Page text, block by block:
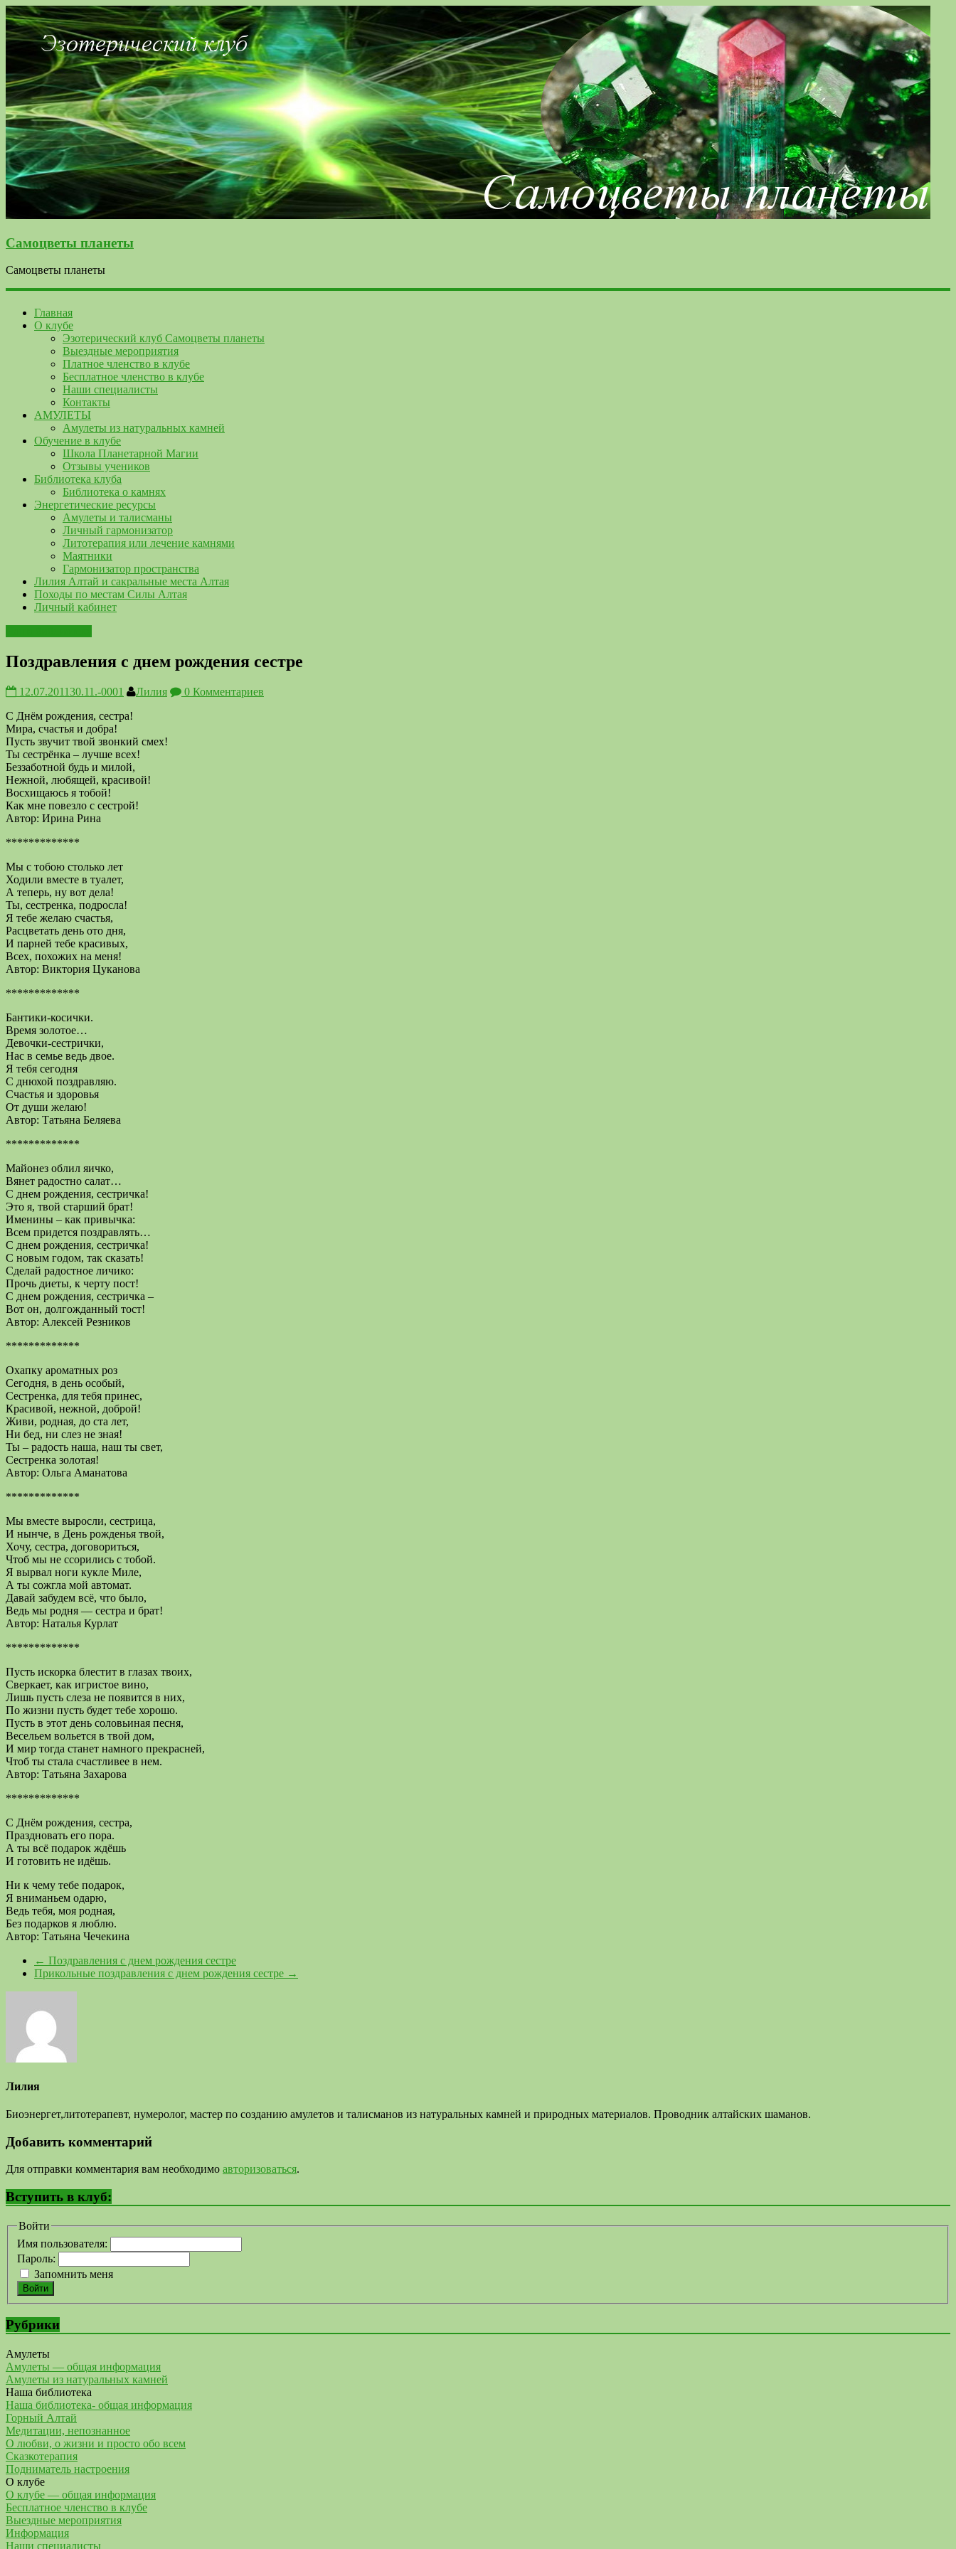
Самоцветы планеты
Самоцветы планеты
Главная
О клубе
Эзотерический клуб Самоцветы планеты
Выездные мероприятия
Платное членство в клубе
Бесплатное членство в клубе
Наши специалисты
Контакты
АМУЛЕТЫ
Амулеты из натуральных камней
Обучение в клубе
Школа Планетарной Магии
Отзывы учеников
Библиотека клуба
Библиотека о камнях
Энергетические ресурсы
Амулеты и талисманы
Личный гармонизатор
Литотерапия или лечение камнями
Маятники
Гармонизатор пространства
Лилия Алтай и сакральные места Алтая
Походы по местам Силы Алтая
Личный кабинет
Поздравления с днем рождения сестре
12.07.201130.11.-0001 Лилия
0 Комментариев
С Днём рождения, сестра!
Мира, счастья и добра!
Пусть звучит твой звонкий смех!
Ты сестрёнка – лучше всех!
Беззаботной будь и милой,
Нежной, любящей, красивой!
Восхищаюсь я тобой!
Как мне повезло с сестрой!
Автор: Ирина Рина
*************
Мы с тобою столько лет
Ходили вместе в туалет,
А теперь, ну вот дела!
Ты, сестренка, подросла!
Я тебе желаю счастья,
Расцветать день ото дня,
И парней тебе красивых,
Всех, похожих на меня!
Автор: Виктория Цуканова
*************
Бантики-косички.
Время золотое…
Девочки-сестрички,
Нас в семье ведь двое.
Я тебя сегодня
С днюхой поздравляю.
Счастья и здоровья
От души желаю!
Автор: Татьяна Беляева
*************
Майонез облил яичко,
Вянет радостно салат…
С днем рождения, сестричка!
Это я, твой старший брат!
Именины – как привычка:
Всем придется поздравлять…
С днем рождения, сестричка!
С новым годом, так сказать!
Сделай радостное личико:
Прочь диеты, к черту пост!
С днем рождения, сестричка –
Вот он, долгожданный тост!
Автор: Алексей Резников
*************
Охапку ароматных роз
Сегодня, в день особый,
Сестренка, для тебя принес,
Красивой, нежной, доброй!
Живи, родная, до ста лет,
Ни бед, ни слез не зная!
Ты – радость наша, наш ты свет,
Сестренка золотая!
Автор: Ольга Аманатова
*************
Мы вместе выросли, сестрица,
И нынче, в День рожденья твой,
Хочу, сестра, договориться,
Чтоб мы не ссорились с тобой.
Я вырвал ноги кукле Миле,
А ты сожгла мой автомат.
Давай забудем всё, что было,
Ведь мы родня — сестра и брат!
Автор: Наталья Курлат
*************
Пусть искорка блестит в глазах твоих,
Сверкает, как игристое вино,
Лишь пусть слеза не появится в них,
По жизни пусть будет тебе хорошо.
Пусть в этот день соловьиная песня,
Весельем вольется в твой дом,
И мир тогда станет намного прекрасней,
Чтоб ты стала счастливее в нем.
Автор: Татьяна Захарова
*************
С Днём рождения, сестра,
Праздновать его пора.
А ты всё подарок ждёшь
И готовить не идёшь.
Ни к чему тебе подарок,
Я вниманьем одарю,
Ведь тебя, моя родная,
Без подарков я люблю.
Автор: Татьяна Чечекина
← Поздравления с днем рождения сестре
Прикольные поздравления с днем рождения сестре →
Лилия
Биоэнергет,литотерапевт, нумеролог, мастер по созданию амулетов и талисманов из натуральных камней и природных материалов. Проводник алтайских шаманов.
Добавить комментарий
Для отправки комментария вам необходимо авторизоваться.
Вступить в клуб:
Войти
Имя пользователя:
Пароль:
Запомнить меня
Войти
Рубрики
Амулеты
Амулеты — общая информация
Амулеты из натуральных камней
Наша библиотека
Наша библиотека- общая информация
Горный Алтай
Медитации, непознанное
О любви, о жизни и просто обо всем
Сказкотерапия
Подниматель настроения
О клубе
О клубе — общая информация
Бесплатное членство в клубе
Выездные мероприятия
Информация
Наши специалисты